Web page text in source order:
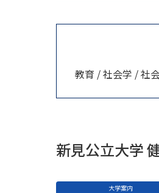
教育 / 社会学 / 社
新見公立大学
大学案内